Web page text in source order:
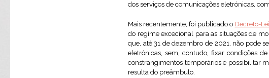
dos serviços de comunicações eletrónicas,
Mais recentemente, foi publicado o Decreto-
do regime excecional para as situações de
que, até 31 de dezembro de 2021, não pode
eletrónicas, sem, contudo, fixar condições
constrangimentos temporários e possibilitar
resulta do preâmbulo.